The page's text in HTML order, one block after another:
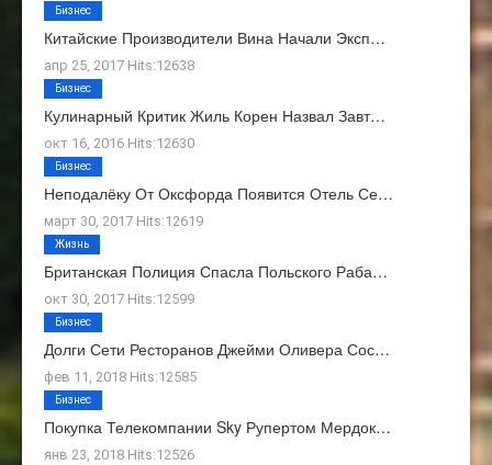
Китайские Производители Вина Начали Эксп…
апр 25, 2017 Hits:12638
Бизнес
Кулинарный Критик Жиль Корен Назвал Завт…
окт 16, 2016 Hits:12630
Бизнес
Неподалёку От Оксфорда Появится Отель Се…
март 30, 2017 Hits:12619
Бизнес
Британская Полиция Спасла Польского Раба…
окт 30, 2017 Hits:12599
Жизнь
Долги Сети Ресторанов Джейми Оливера Сос…
фев 11, 2018 Hits:12585
Бизнес
Покупка Телекомпании Sky Рупертом Мердок…
янв 23, 2018 Hits:12526
Бизнес